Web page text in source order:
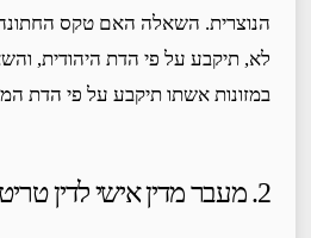
הנוצרית. השאלה האם טקס החתונה
לא, תיקבע על פי הדת היהודית,
במזונות אשתו תיקבע על פי הדת
2. מעבר מדין אישי לדין טריטוריאלי